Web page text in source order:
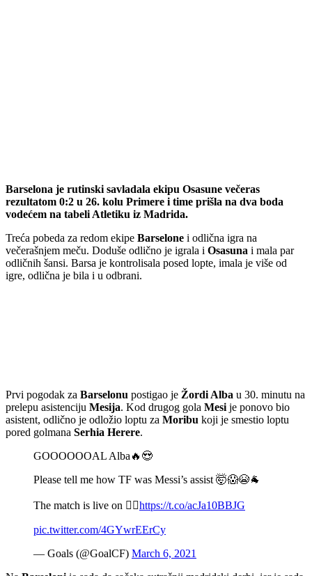
Barselona je rutinski savladala ekipu Osasune večeras
rezultatom 0:2 u 26. kolu Primere i time prišla na dva boda
vodećem na tabeli Atletiku iz Madrida.
Treća pobeda za redom ekipe Barselone i odlična igra na
večerašnjem meču. Doduše odlično je igrala i Osasuna i mala par
odličnih šansi. Barsa je kontrolisala posed lopte, imala je više od
igre, odlična je bila i u odbrani.
Prvi pogodak za Barselonu postigao je Žordi Alba u 30. minutu na
prelepu asistenciju Mesija. Kod drugog gola Mesi je ponovo bio
asistent, odlično je odložio loptu za Moribu koji je smestio loptu
pored golmana Serhia Herere.
GOOOOOOAL Alba🔥😍
Please tell me how TF was Messi’s assist 🤯😱😭🐐
The match is live on 👉🏻https://t.co/acJa10BBJG
pic.twitter.com/4GYwrEErCy
— Goals (@GoalCF) March 6, 2021